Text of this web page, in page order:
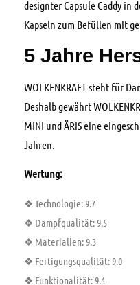
designter Capsule Caddy in
Kapseln zum Befüllen mit
5 Jahre
WOLKENKRAFT steht für
Deshalb gewährt
MINI und ÄRiS eine
Jahren.
Wertung:
❖ Technologie: 9.7
❖ Dampfqualität: 9.5
❖ Materialien: 9.3
❖ Fertigungsqualität: 9.0
❖ Funktionalität: 9.4